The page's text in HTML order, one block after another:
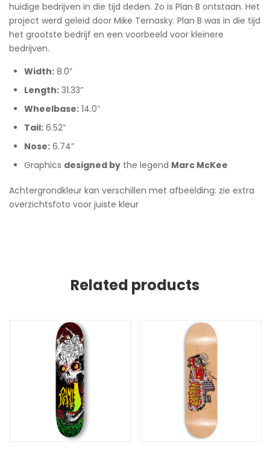
huidige bedrijven in die tijd deden. Zo is Plan B ontstaan. Het
project werd geleid door Mike Ternasky. Plan B was in die tijd
het grootste bedrijf en een voorbeeld voor kleinere
bedrijven.
Width: 8.0”
Length: 31.33”
Wheelbase: 14.0″
Tail: 6.52”
Nose: 6.74”
Graphics designed by the legend Marc McKee
Achtergrondkleur kan verschillen met afbeelding: zie extra
overzichtsfoto voor juiste kleur
Related products